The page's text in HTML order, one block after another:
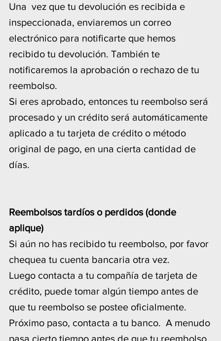
Una vez que tu devolución es recibida e
inspeccionada, enviaremos un correo
electrónico para notificarte que hemos
recibido tu devolución. También te
notificaremos la aprobación o rechazo de tu
reembolso.
Si eres aprobado, entonces tu reembolso será
procesado y un crédito será automáticamente
aplicado a tu tarjeta de crédito o método
original de pago, en una cierta cantidad de
días.
Reembolsos tardíos o perdidos (donde
aplique)
Si aún no has recibido tu reembolso, por favor
chequea tu cuenta bancaria otra vez.
Luego contacta a tu compañía de tarjeta de
crédito, puede tomar algún tiempo antes de
que tu reembolso se postee oficialmente.
Próximo paso, contacta a tu banco. A menudo
pasa cierto tiempo antes de que tu reembolso